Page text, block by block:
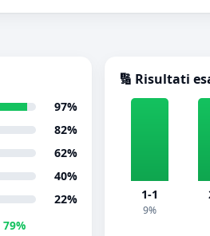
97%
82%
62%
40%
22%
79%
🔢 Risultati
1-1
9%